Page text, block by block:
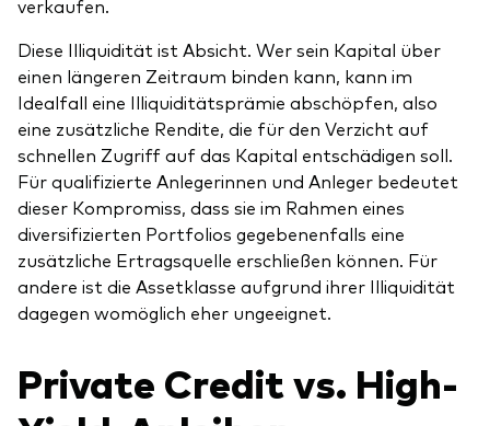
verkaufen.
Diese Illiquidität ist Absicht. Wer sein Kapital über
einen längeren Zeitraum binden kann, kann im
Idealfall eine Illiquiditätsprämie abschöpfen, also
eine zusätzliche Rendite, die für den Verzicht auf
schnellen Zugriff auf das Kapital entschädigen soll.
Für qualifizierte Anlegerinnen und Anleger bedeutet
dieser Kompromiss, dass sie im Rahmen eines
diversifizierten Portfolios gegebenenfalls eine
zusätzliche Ertragsquelle erschließen können. Für
andere ist die Assetklasse aufgrund ihrer Illiquidität
dagegen womöglich eher ungeeignet.
Private Credit vs. High-